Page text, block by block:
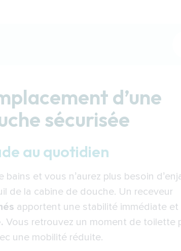
d’eau
des économies à long terme
possible
de douche réussie et
d’une
sécurisée
au quotidien
et vous n’aurez plus besoin
de la cabine de douche. Un receveur
apportent une stabilité immédiate et
Vous retrouvez un moment de toilette
une mobilité réduite.